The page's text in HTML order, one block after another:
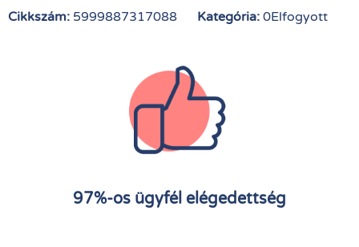
Cikkszám: 5999887317088 Kategória: 0Elfogyott
97%-os ügyfél elégedettség